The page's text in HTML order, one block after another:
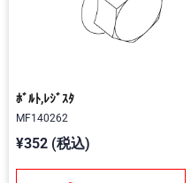
ﾎﾞﾙﾄ,ﾚｼﾞｽﾀ
MF140262
¥352 (税込)